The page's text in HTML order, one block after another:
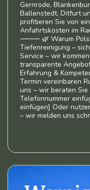
Gernrode,
Ballenstedt, Ditfurt
profitieren Sie von
Anfahrtskosten im
⸻ 🌿 Warum
Tiefenreinigung –
Service – wir
transparente
Erfahrung &
Termin vereinbaren
uns – wir beraten
Telefonnummer
einfügen] Oder
– wir melden uns